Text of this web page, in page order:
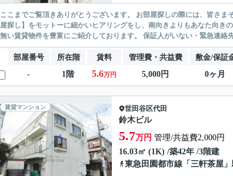
ここまでご覧頂きありがとうございます。 お部屋探しの際には、皆さまそれぞれこだわりの条件があると思いますが、当社では【あなたに１番のお部
屋探し】をモットーに細かいヒアリングをし、南向きよりもあなた向きのお部屋をご提案いたします。 シ
無い賃貸物件を豊富にご紹介しております
部屋番号 所在階 賃料 管理費・共益費 敷金/保証
-
1階 5.6万円 5,000円 0ヶ月
賃貸マンション 世田谷区代田
鈴木ビル
5.7万円 管理/共益費2,000円
16.03㎡ (1K) /築42年 /3階建
東急田園都市線 「 三軒茶屋